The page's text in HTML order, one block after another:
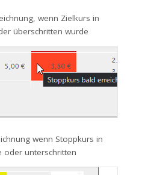
wenn Zielkurs in
überschritten wurde
wenn Stoppkurs in
oder unterschritten